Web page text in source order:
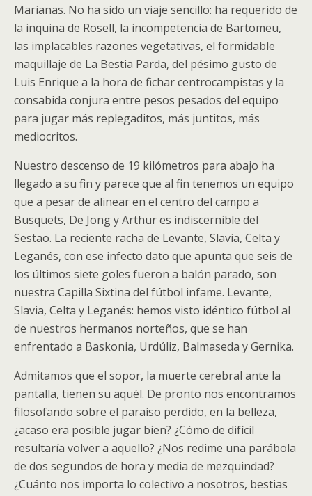
Marianas. No ha sido un viaje sencillo: ha requerido de
la inquina de Rosell, la incompetencia de Bartomeu,
las implacables razones vegetativas, el formidable
maquillaje de La Bestia Parda, del pésimo gusto de
Luis Enrique a la hora de fichar centrocampistas y la
consabida conjura entre pesos pesados del equipo
para jugar más replegaditos, más juntitos, más
mediocritos.
Nuestro descenso de 19 kilómetros para abajo ha
llegado a su fin y parece que al fin tenemos un equipo
que a pesar de alinear en el centro del campo a
Busquets, De Jong y Arthur es indiscernible del
Sestao. La reciente racha de Levante, Slavia, Celta y
Leganés, con ese infecto dato que apunta que seis de
los últimos siete goles fueron a balón parado, son
nuestra Capilla Sixtina del fútbol infame. Levante,
Slavia, Celta y Leganés: hemos visto idéntico fútbol al
de nuestros hermanos norteños, que se han
enfrentado a Baskonia, Urdúliz, Balmaseda y Gernika.
Admitamos que el sopor, la muerte cerebral ante la
pantalla, tienen su aquél. De pronto nos encontramos
filosofando sobre el paraíso perdido, en la belleza,
¿acaso era posible jugar bien? ¿Cómo de difícil
resultaría volver a aquello? ¿Nos redime una parábola
de dos segundos de hora y media de mezquindad?
¿Cuánto nos importa lo colectivo a nosotros, bestias